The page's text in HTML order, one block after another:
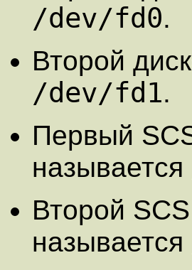
/dev/fd0.
Второй
/dev/fd1.
Первый
называется
Второй
называется